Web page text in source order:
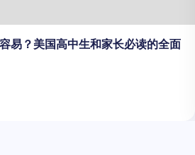
易？美国高中生和家长必读的全面